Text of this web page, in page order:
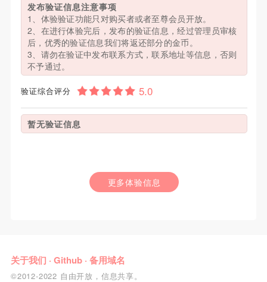
发布验证信息注意事项
1、体验验证功能只对购买者或者至尊会员开放。
2、在进行体验完后，发布的验证信息，经过管理员审核
后，优秀的验证信息我们将返还部分的金币。
3、请勿在验证中发布联系方式，联系地址等信息，否则
不予通过。
验证综合评分
暂无验证信息
更多体验信息
关于我们 · Github· 备用域名
©2012-2022 自由开放，信息共享。